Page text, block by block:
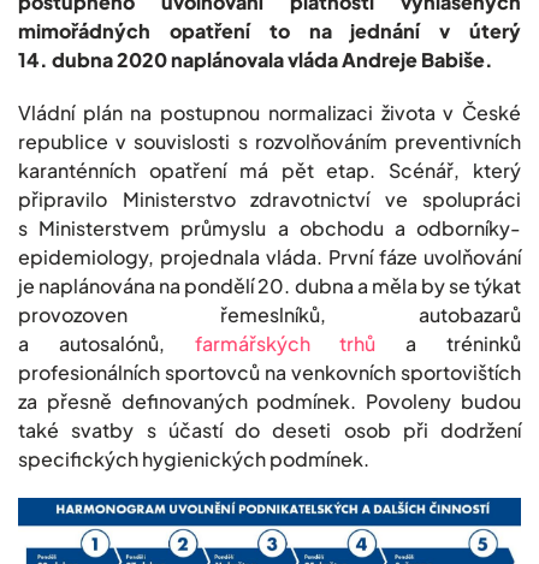
mimořádných opatření to na jednání v úterý
14. dubna 2020 naplánovala vláda Andreje Babiše.
Vládní plán na postupnou normalizaci života v České
republice v souvislosti s rozvolňováním preventivních
karanténních opatření má pět etap. Scénář, který
připravilo Ministerstvo zdravotnictví ve spolupráci
s Ministerstvem průmyslu a obchodu a odborníky-
epidemiology, projednala vláda. První fáze uvolňování
je naplánována na pondělí 20. dubna a měla by se týkat
provozoven řemeslníků, autobazarů
a autosalónů, farmářských trhů a tréninků
profesionálních sportovců na venkovních sportovištích
za přesně definovaných podmínek. Povoleny budou
také svatby s účastí do deseti osob při dodržení
specifických hygienických podmínek.